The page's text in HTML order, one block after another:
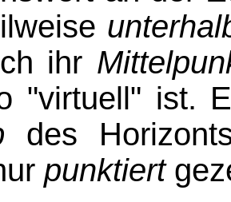
ihr
"virtuell" ist.
des
punktiert